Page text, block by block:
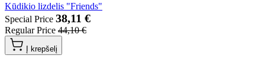
Kūdikio lizdelis "Friends"
Special Price 38,11 €
Regular Price 44,10 €
Į krepšelį